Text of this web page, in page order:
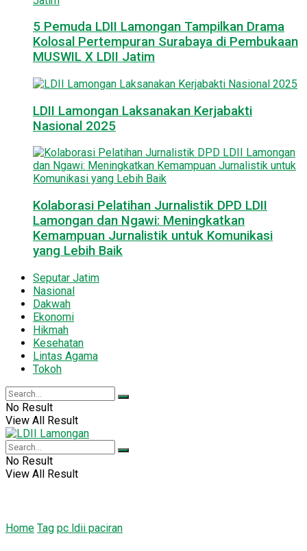
5 Pemuda LDII Lamongan Tampilkan Drama
Kolosal Pertempuran Surabaya di Pembukaan
MUSWIL X LDII Jatim
LDII Lamongan Laksanakan Kerjabakti
Nasional 2025
Kolaborasi Pelatihan Jurnalistik DPD LDII
Lamongan dan Ngawi: Meningkatkan
Kemampuan Jurnalistik untuk Komunikasi
yang Lebih Baik
Seputar Jatim
Nasional
Dakwah
Ekonomi
Hikmah
Kesehatan
Lintas Agama
Tokoh
No Result
View All Result
No Result
View All Result
Home Tag pc ldii paciran